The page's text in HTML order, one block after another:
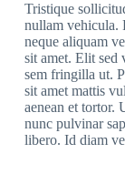
Tristique
nullam vehicula.
neque aliquam
sit amet. Elit sed
sem fringilla ut.
sit amet mattis
aenean et tortor.
nunc pulvinar
libero. Id diam